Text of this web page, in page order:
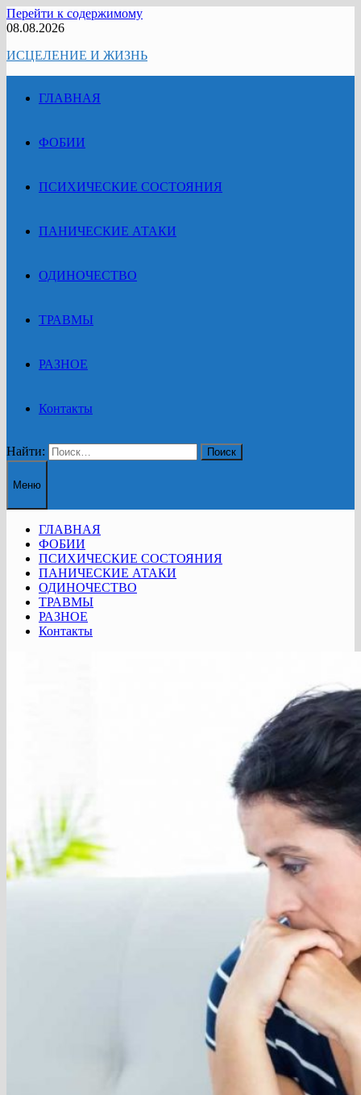
Перейти к содержимому
08.08.2026
ИСЦЕЛЕНИЕ И ЖИЗНЬ
ГЛАВНАЯ
ФОБИИ
ПСИХИЧЕСКИЕ СОСТОЯНИЯ
ПАНИЧЕСКИЕ АТАКИ
ОДИНОЧЕСТВО
ТРАВМЫ
РАЗНОЕ
Контакты
Найти:
Меню
ГЛАВНАЯ
ФОБИИ
ПСИХИЧЕСКИЕ СОСТОЯНИЯ
ПАНИЧЕСКИЕ АТАКИ
ОДИНОЧЕСТВО
ТРАВМЫ
РАЗНОЕ
Контакты